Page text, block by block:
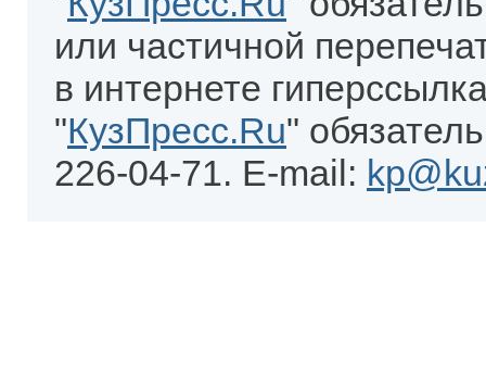
или частичной
в интернете
"КузПресс.Ru"
226-04-71. E-mail: